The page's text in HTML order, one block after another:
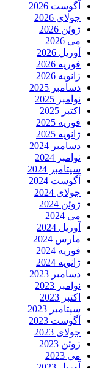
آگوست 2026
جولای 2026
ژوئن 2026
می 2026
آوریل 2026
فوریه 2026
ژانویه 2026
دسامبر 2025
نوامبر 2025
اکتبر 2025
فوریه 2025
ژانویه 2025
دسامبر 2024
نوامبر 2024
سپتامبر 2024
آگوست 2024
جولای 2024
ژوئن 2024
می 2024
آوریل 2024
مارس 2024
فوریه 2024
ژانویه 2024
دسامبر 2023
نوامبر 2023
اکتبر 2023
سپتامبر 2023
آگوست 2023
جولای 2023
ژوئن 2023
می 2023